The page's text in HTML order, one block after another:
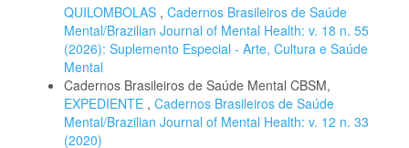
QUILOMBOLAS , Cadernos Brasileiros de Saúde
Mental/Brazilian Journal of Mental Health: v. 18 n. 55
(2026): Suplemento Especial - Arte, Cultura e Saúde
Mental
Cadernos Brasileiros de Saúde Mental CBSM,
EXPEDIENTE , Cadernos Brasileiros de Saúde
Mental/Brazilian Journal of Mental Health: v. 12 n. 33
(2020)